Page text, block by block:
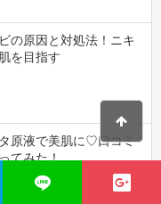
の原因と対処法！ニキ
を目指す
原液で美肌に♡口コミ
てみた！